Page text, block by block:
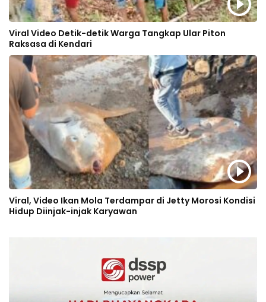
Viral Video Detik-detik Warga Tangkap Ular Piton
Raksasa di Kendari
Viral, Video Ikan Mola Terdampar di Jetty Morosi Kondisi
Hidup Diinjak-injak Karyawan